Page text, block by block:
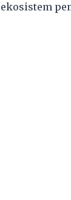
ekosistem